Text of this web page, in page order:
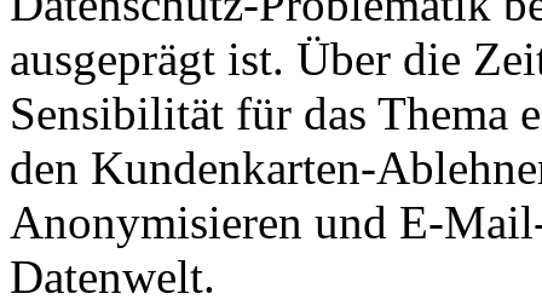
ausgeprägt ist. Über die
Sensibilität für das Thema
den Kundenkarten-
Anonymisieren und E-
Datenwelt.